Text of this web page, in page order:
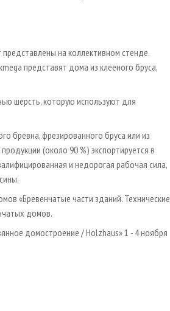
на коллективном стенде.
представят дома из клееного бруса,
шерсть, которую используют для
бревна, фрезированного бруса или из
(около 90 %) экспортируется в
и недорогая рабочая сила,
«Бревенчатые части зданий. Технические
домов.
домостроение / Holzhaus» 1 - 4 ноября